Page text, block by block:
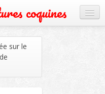
coquines
sur le